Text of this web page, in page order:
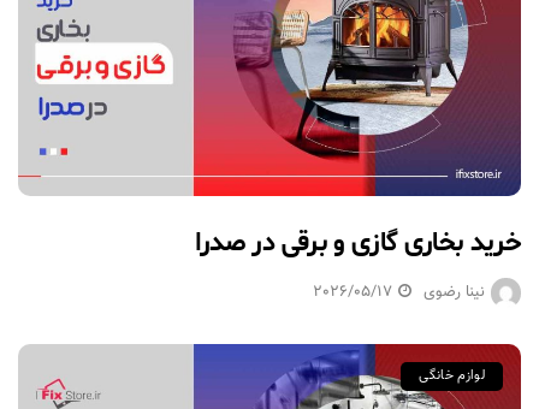
خرید بخاری گازی و برقی در صدرا
نینا رضوی 2026/05/17
لوازم خانگی